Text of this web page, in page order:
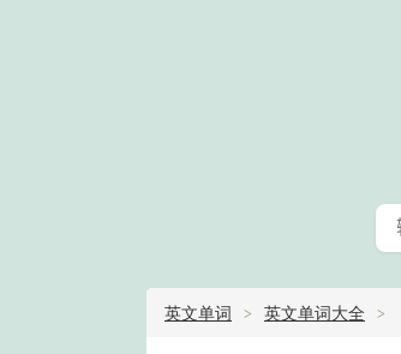
英文单词 英文单词大全